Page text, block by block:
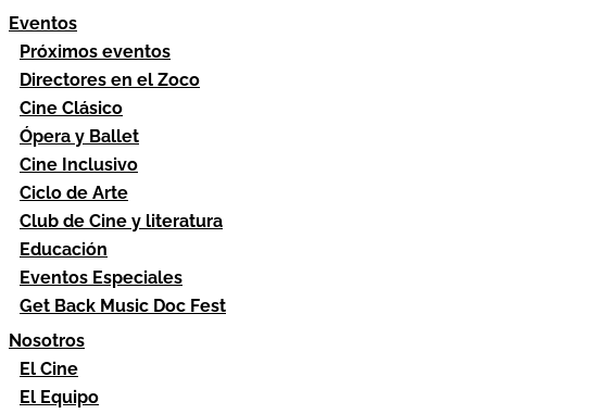
Eventos
Próximos eventos
Directores en el Zoco
Cine Clásico
Ópera y Ballet
Cine Inclusivo
Ciclo de Arte
Club de Cine y literatura
Educación
Eventos Especiales
Get Back Music Doc Fest
Nosotros
El Cine
El Equipo